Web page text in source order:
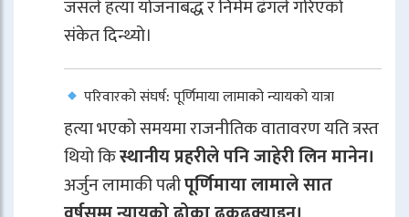
जसले हत्या योजनाबद्ध र निर्मम ढंगले गरिएको
संकेत दिन्थ्यो।
परिवारको संघर्ष: पूर्णिमाया लामाको न्यायको यात्रा
हत्या भएको समयमा राजनीतिक वातावरण यति त्रस्त
थियो किस्थानीय प्रहरीले पनि जाहेरी लिन मानेन।
अर्जुन लामाकी पत्नीपूर्णिमाया लामाले सात